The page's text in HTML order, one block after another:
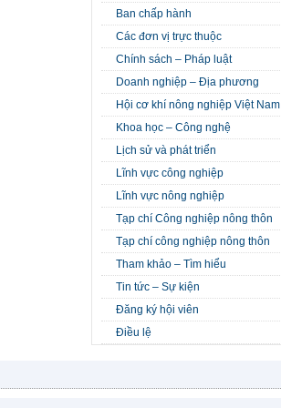
Ban chấp hành
Các đơn vị trực thuộc
Chính sách – Pháp luật
Doanh nghiệp – Địa phương
Hội cơ khí nông nghiệp Việt Nam
Khoa học – Công nghệ
Lịch sử và phát triển
Lĩnh vực công nghiệp
Lĩnh vực nông nghiệp
Tạp chí Công nghiệp nông thôn
Tạp chí công nghiệp nông thôn
Tham khảo – Tìm hiểu
Tin tức – Sự kiện
Đăng ký hội viên
Điều lệ